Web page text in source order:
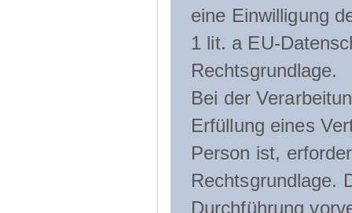
eine Einwilligung
1 lit. a EU-
Rechtsgrundlage.
Bei der
Erfüllung eines
Person ist,
Rechtsgrundlage.
Durchführung